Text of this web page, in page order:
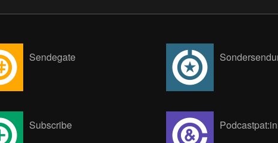
Sendegate
Subscribe